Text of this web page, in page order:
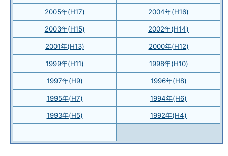
2005年(H17) 2004年(H16)
2003年(H15) 2002年(H14)
2001年(H13) 2000年(H12)
1999年(H11) 1998年(H10)
1997年(H9) 1996年(H8)
1995年(H7) 1994年(H6)
1993年(H5) 1992年(H4)